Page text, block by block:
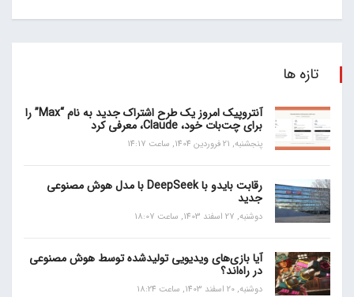
تازه ها
آنتروپیک امروز یک طرح اشتراک جدید به نام “Max” را
برای چت‌بات خود، Claude، معرفی کرد
پنجشنبه, 21 فروردین 1404, ساعت 14:17
رقابت بایدو با DeepSeek با مدل هوش مصنوعی
جدید
دوشنبه, 27 اسفند 1403, ساعت 18:07
آیا بازی‌های ویدیویی تولیدشده توسط هوش مصنوعی
در راه‌اند؟
دوشنبه, 20 اسفند 1403, ساعت 18:24